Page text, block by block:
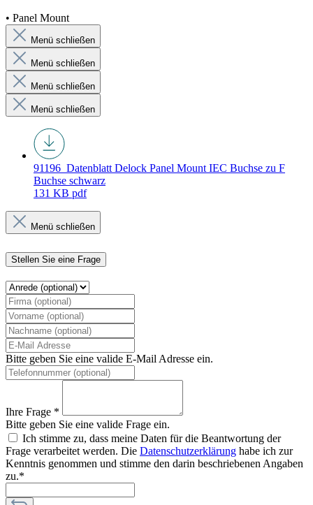
• Panel Mount
Menü schließen
Menü schließen
Menü schließen
Menü schließen
91196_Datenblatt Delock Panel Mount IEC Buchse zu F
Buchse schwarz
131 KB pdf
Menü schließen
Stellen Sie eine Frage
Bitte geben Sie eine valide E-Mail Adresse ein.
Ihre Frage *
Bitte geben Sie eine valide Frage ein.
Ich stimme zu, dass meine Daten für die Beantwortung der
Frage verarbeitet werden. Die Datenschutzerklärung habe ich zur
Kenntnis genommen und stimme den darin beschriebenen Angaben
zu.*